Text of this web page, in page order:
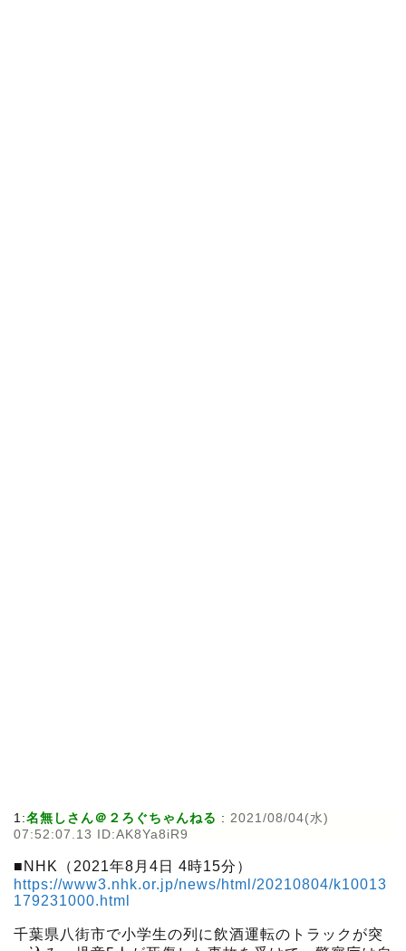
1:名無しさん＠２ろぐちゃんねる : 2021/08/04(水)
07:52:07.13 ID:AK8Ya8iR9
■NHK（2021年8月4日 4時15分）
https://www3.nhk.or.jp/news/html/20210804/k10013
179231000.html
千葉県八街市で小学生の列に飲酒運転のトラックが突